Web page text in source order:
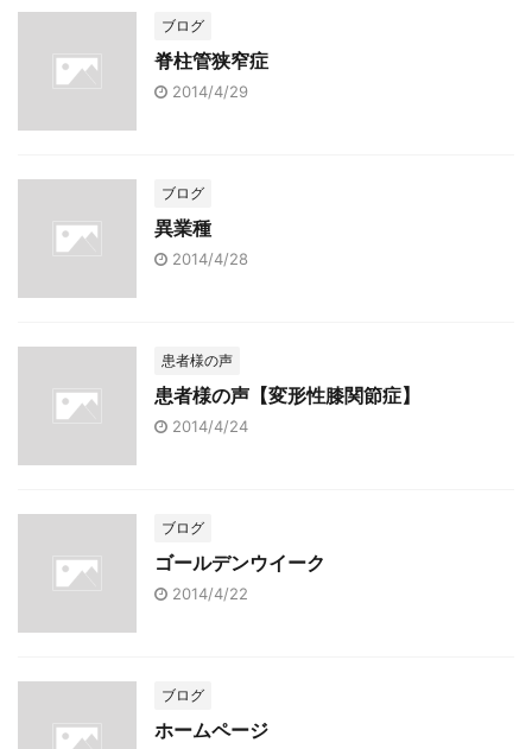
ブログ
脊柱管狭窄症
2014/4/29
ブログ
異業種
2014/4/28
患者様の声
患者様の声【変形性膝関節症】
2014/4/24
ブログ
ゴールデンウイーク
2014/4/22
ブログ
ホームページ